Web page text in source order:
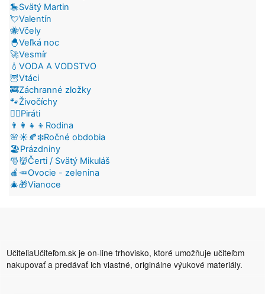
🎠Svätý Martin
💘Valentín
🐝Včely
🐣Veľká noc
🚀Vesmír
💧VODA A VODSTVO
🦉Vtáci
🚒Záchranné zložky
🐾Živočíchy
🏴‍☠️Piráti
👨‍👩‍👧‍👦Rodina
🌸☀️🍂❄️Ročné obdobia
🏖️Prázdniny
🎅👹Čerti / Svätý Mikuláš
🍎🥕Ovocie - zelenina
🎄🎁Vianoce
UčiteliaUčiteľom.sk je on-line trhovisko, ktoré umožňuje učiteľom
nakupovať a predávať ich vlastné, originálne výukové materiály.